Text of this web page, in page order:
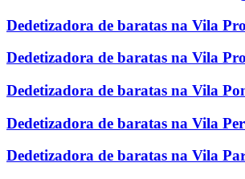
Dedetizadora de baratas na Vila
Dedetizadora de baratas na Vila
Dedetizadora de baratas na Vila
Dedetizadora de baratas na Vila
Dedetizadora de baratas na Vila